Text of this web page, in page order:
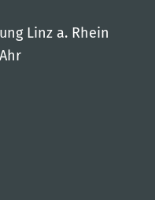
Linz a. Rhein